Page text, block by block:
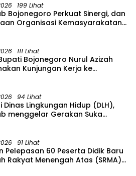
199 Lihat
Bojonegoro Perkuat Sinergi, dan
Organisasi Kemasyarakatan
111 Lihat
Bojonegoro Nurul Azizah
Kunjungan Kerja ke
94 Lihat
Dinas Lingkungan Hidup (DLH),
menggelar Gerakan Suka
91 Lihat
Pelepasan 60 Peserta Didik Baru
Rakyat Menengah Atas (SRMA)